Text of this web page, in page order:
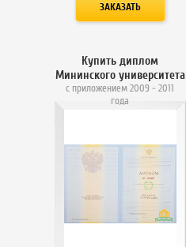
Купить диплом
Мининского университета
с приложением 2009 - 2011
года